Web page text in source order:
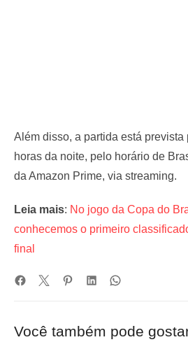
Além disso, a partida está prevista
horas da noite, pelo horário de
da Amazon Prime, via streaming.
Leia mais: No jogo da Copa do
conhecemos o primeiro
final
Você também pode